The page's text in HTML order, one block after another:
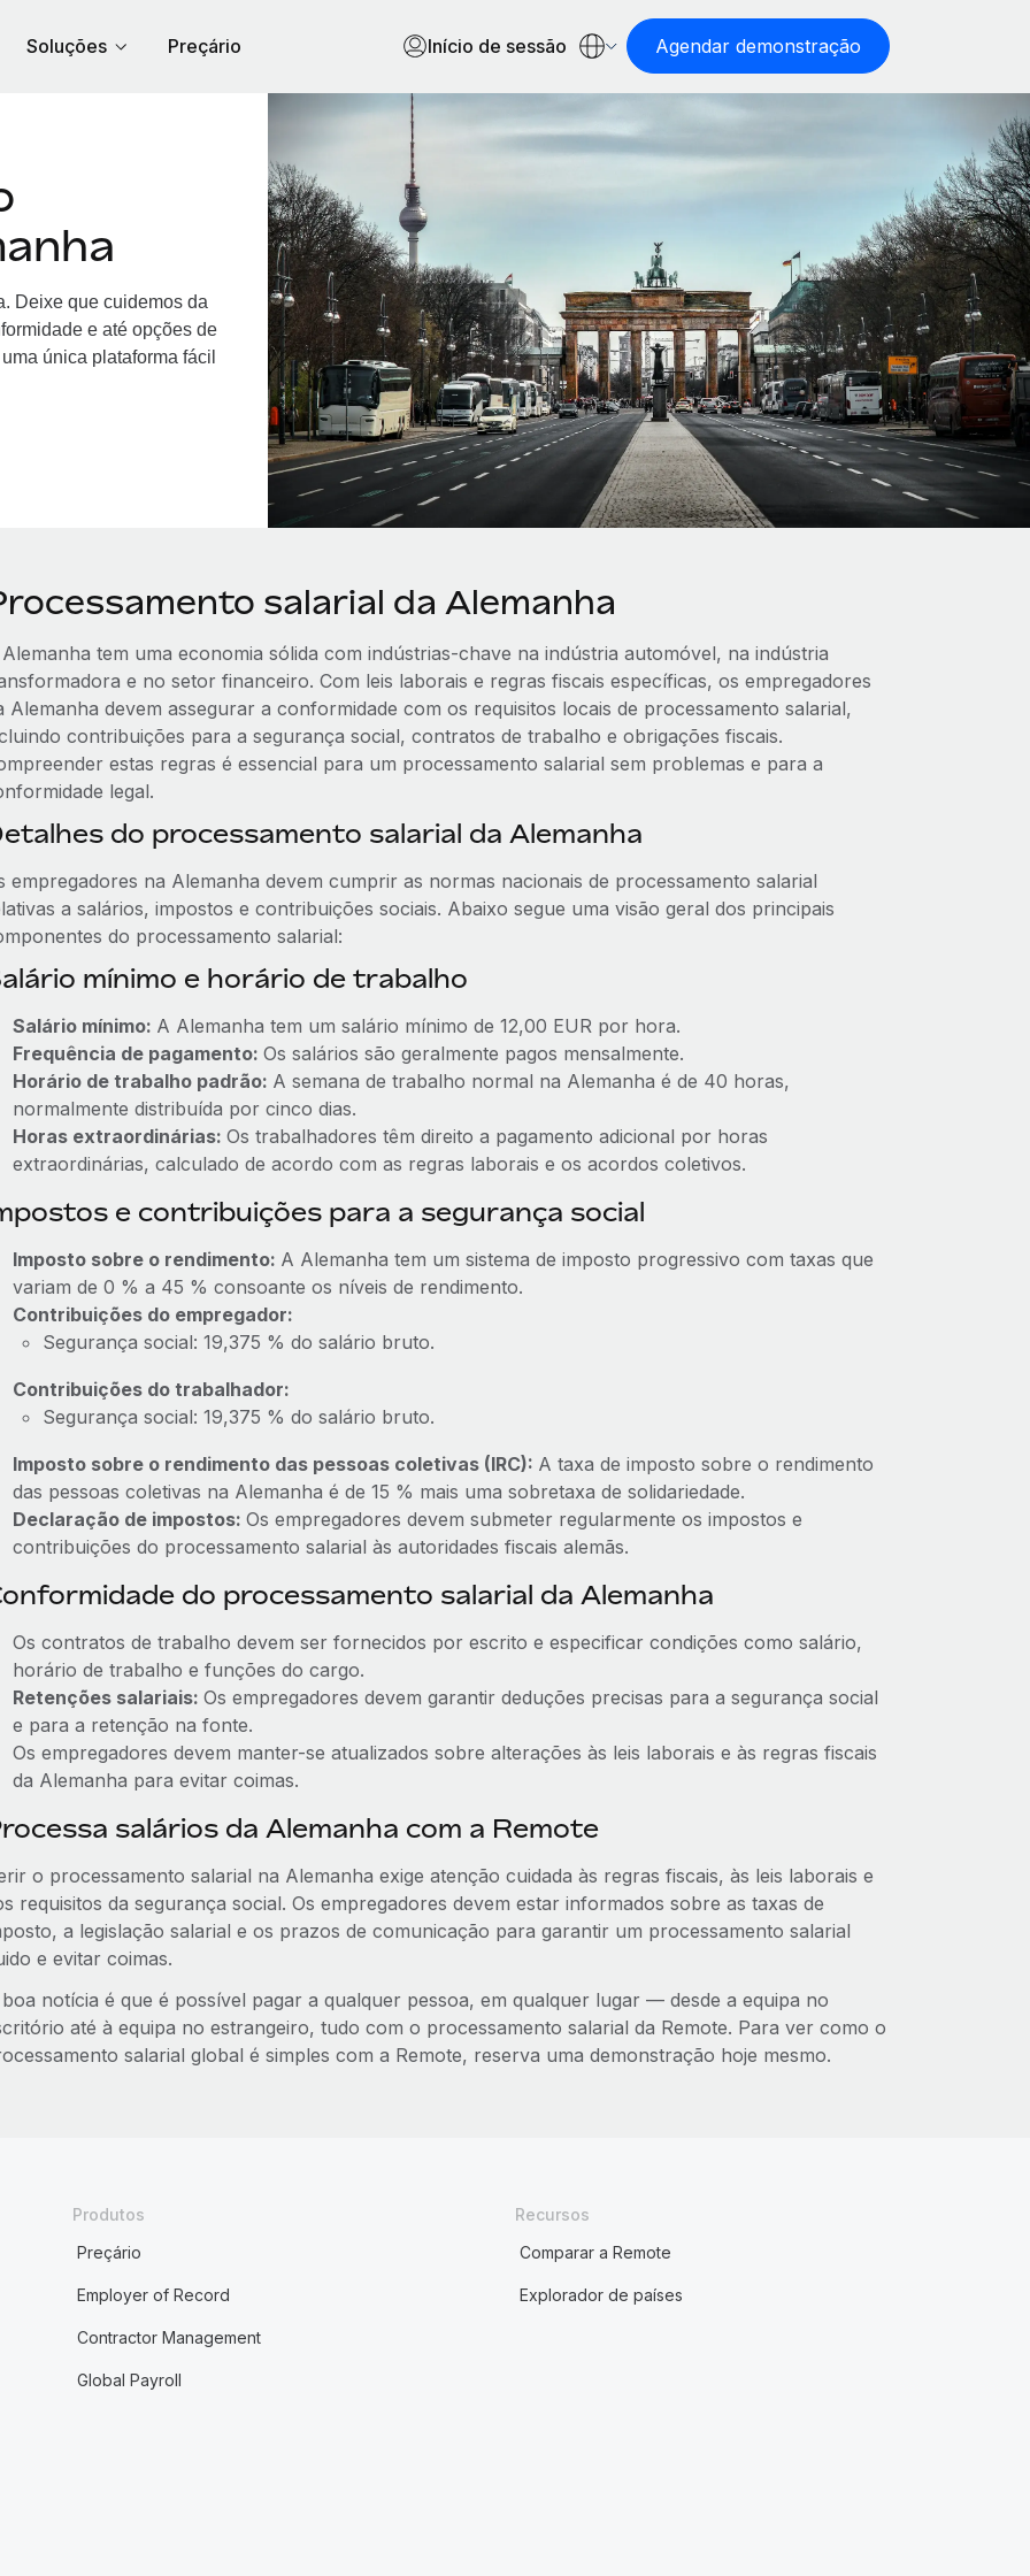
Soluções Preçário Início de sessão Agendar demonstração
Deixe que cuidemos da
e até opções de
única plataforma fácil
salarial da Alemanha
tem uma economia sólida com indústrias-chave na indústria automóvel, na indústria
e no setor financeiro. Com leis laborais e regras fiscais específicas, os empregadores
Alemanha devem assegurar a conformidade com os requisitos locais de processamento salarial,
contribuições para a segurança social, contratos de trabalho e obrigações fiscais.
estas regras é essencial para um processamento salarial sem problemas e para a
legal.
do processamento salarial da Alemanha
empregadores na Alemanha devem cumprir as normas nacionais de processamento salarial
a salários, impostos e contribuições sociais. Abaixo segue uma visão geral dos principais
do processamento salarial:
mínimo e horário de trabalho
Salário mínimo: A Alemanha tem um salário mínimo de 12,00 EUR por hora.
Frequência de pagamento: Os salários são geralmente pagos mensalmente.
Horário de trabalho padrão: A semana de trabalho normal na Alemanha é de 40 horas,
normalmente distribuída por cinco dias.
Horas extraordinárias: Os trabalhadores têm direito a pagamento adicional por horas
extraordinárias, calculado de acordo com as regras laborais e os acordos coletivos.
e contribuições para a segurança social
Imposto sobre o rendimento: A Alemanha tem um sistema de imposto progressivo com taxas que
variam de 0 % a 45 % consoante os níveis de rendimento.
Contribuições do empregador:
Segurança social: 19,375 % do salário bruto.
Contribuições do trabalhador:
Segurança social: 19,375 % do salário bruto.
Imposto sobre o rendimento das pessoas coletivas (IRC): A taxa de imposto sobre o rendimento
das pessoas coletivas na Alemanha é de 15 % mais uma sobretaxa de solidariedade.
Declaração de impostos: Os empregadores devem submeter regularmente os impostos e
contribuições do processamento salarial às autoridades fiscais alemãs.
do processamento salarial da Alemanha
Os contratos de trabalho devem ser fornecidos por escrito e especificar condições como salário,
horário de trabalho e funções do cargo.
Retenções salariais: Os empregadores devem garantir deduções precisas para a segurança social
e para a retenção na fonte.
Os empregadores devem manter-se atualizados sobre alterações às leis laborais e às regras fiscais
da Alemanha para evitar coimas.
salários da Alemanha com a Remote
o processamento salarial na Alemanha exige atenção cuidada às regras fiscais, às leis laborais e
requisitos da segurança social. Os empregadores devem estar informados sobre as taxas de
a legislação salarial e os prazos de comunicação para garantir um processamento salarial
e evitar coimas.
notícia é que é possível pagar a qualquer pessoa, em qualquer lugar — desde a equipa no
até à equipa no estrangeiro, tudo com o processamento salarial da Remote. Para ver como o
salarial global é simples com a Remote, reserva uma demonstração hoje mesmo.
Produtos
Preçário
Employer of Record
Contractor Management
Global Payroll
Recursos
Comparar a Remote
Explorador de países